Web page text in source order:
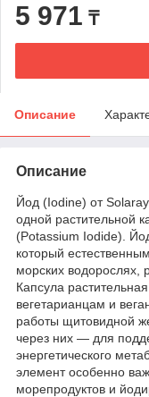
5 971 ₸
Описание
Описание
Йод (Iodine) от
одной растительной
(Potassium Iodide).
который
морских водорослях,
Капсула
вегетарианцам и
работы щитовидной
через них — для
энергетического
элемент особенно
морепродуктов и